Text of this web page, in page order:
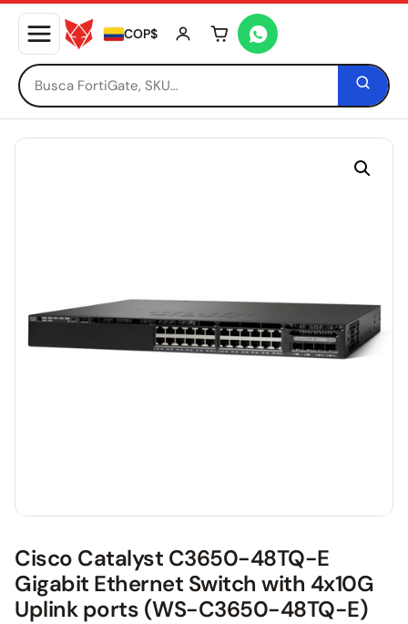
COP$ Tu carrito está vacío
Cisco Catalyst C3650-48TQ-E
Gigabit Ethernet Switch with 4x10G
Uplink ports (WS-C3650-48TQ-E)